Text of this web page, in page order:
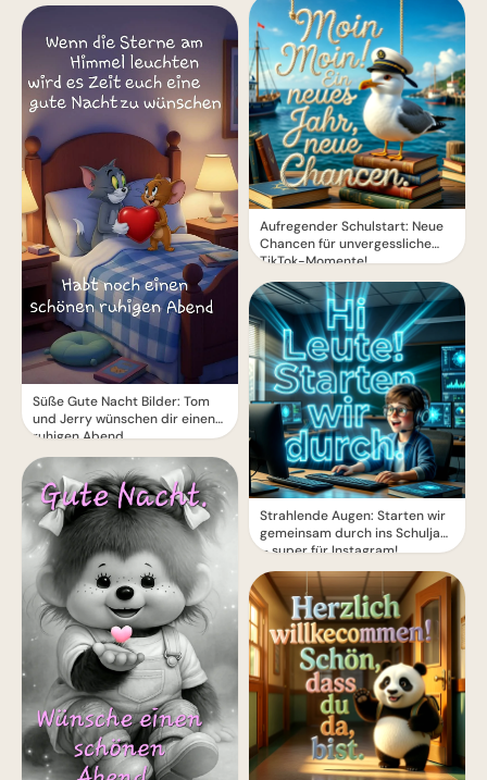
Süße Gute Nacht Bilder: Tom
und Jerry wünschen dir einen
ruhigen Abend
Aufregender Schulstart: Neue
Chancen für unvergessliche
TikTok-Momente!
Strahlende Augen: Starten wir
gemeinsam durch ins Schuljahr
– super für Instagram!